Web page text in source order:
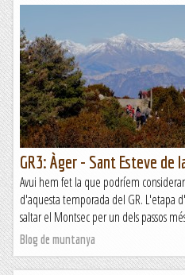
GR3: Àger - Sant Esteve de
Avui hem fet la que podríem
d'aquesta temporada del GR. L'etapa
saltar el Montsec per un dels passos
Blog de muntanya